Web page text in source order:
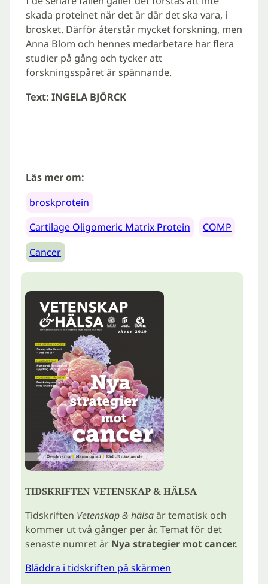
skada proteinet när det är där det ska vara, i
brosket. Därför återstår mycket forskning, men
Anna Blom och hennes medarbetare har flera
studier på gång och tycker att
forskningsspåret är spännande.
Text: INGELA BJÖRCK
Läs mer om:
broskprotein
Cartilage Oligomeric Matrix Protein
COMP
Cancer
TIDSKRIFTEN VETENSKAP & HÄLSA
Tidskriften Vetenskap & hälsaär tematisk och
kommer ut två gånger per år. Temat för det
senaste numret är Nya strategier mot cancer.
Bläddra i tidskriften på skärmen